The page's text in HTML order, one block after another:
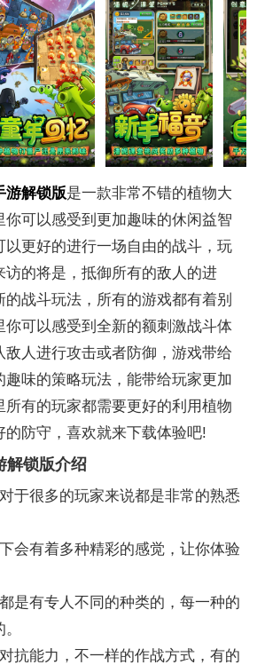
游解锁版是一款非常不错的植物大
你可以感受到更加趣味的休闲益智
以更好的进行一场自由的战斗，玩
访的将是，抵御所有的敌人的进
战斗玩法，所有的游戏都有着别
你可以感受到全新的额刺激战斗体
敌人进行攻击或者防御，游戏带给
趣味的策略玩法，能带给玩家更加
所有的玩家都需要更好的利用植物
的防守，喜欢就来下载体验吧!
解锁版介绍
很多的玩家来说都是非常的熟悉
有着多种精彩的感觉，让你体验
有专人不同的种类的，每一种的
能力，不一样的作战方式，有的